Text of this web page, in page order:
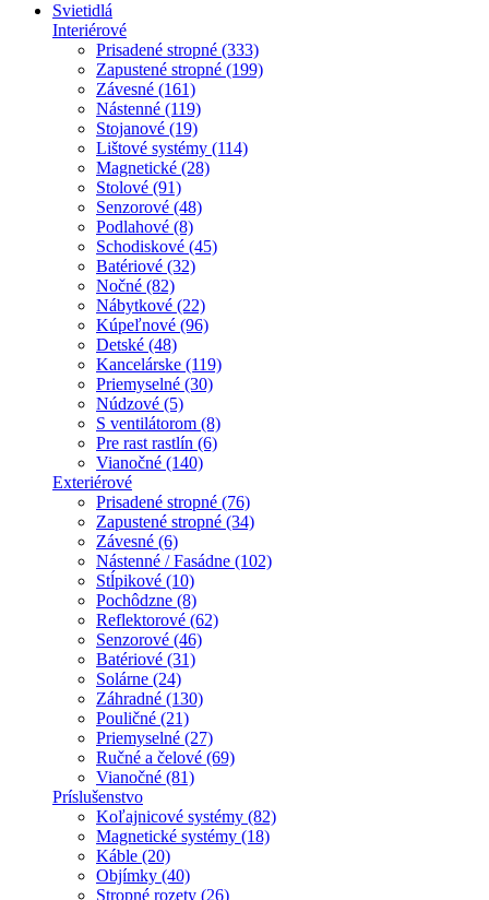
Svietidlá
Interiérové
Prisadené stropné (333)
Zapustené stropné (199)
Závesné (161)
Nástenné (119)
Stojanové (19)
Lištové systémy (114)
Magnetické (28)
Stolové (91)
Senzorové (48)
Podlahové (8)
Schodiskové (45)
Batériové (32)
Nočné (82)
Nábytkové (22)
Kúpeľnové (96)
Detské (48)
Kancelárske (119)
Priemyselné (30)
Núdzové (5)
S ventilátorom (8)
Pre rast rastlín (6)
Vianočné (140)
Exteriérové
Prisadené stropné (76)
Zapustené stropné (34)
Závesné (6)
Nástenné / Fasádne (102)
Stĺpikové (10)
Pochôdzne (8)
Reflektorové (62)
Senzorové (46)
Batériové (31)
Solárne (24)
Záhradné (130)
Pouličné (21)
Priemyselné (27)
Ručné a čelové (69)
Vianočné (81)
Príslušenstvo
Koľajnicové systémy (82)
Magnetické systémy (18)
Káble (20)
Objímky (40)
Stropné rozety (26)